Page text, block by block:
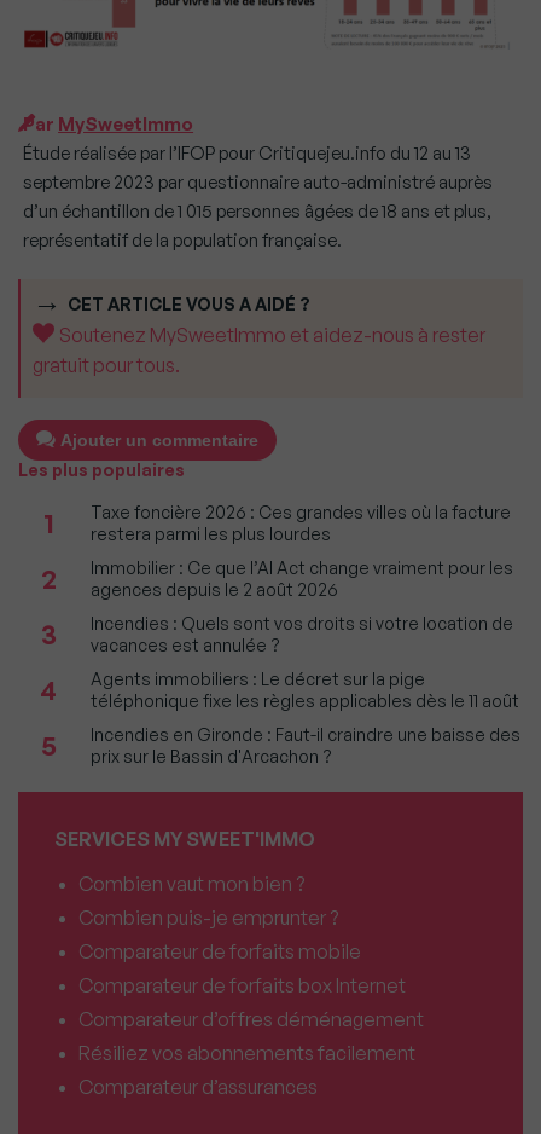
Par MySweetImmo
Étude réalisée par l’IFOP pour Critiquejeu.info du 12 au 13
septembre 2023 par questionnaire auto-administré auprès
d’un échantillon de 1 015 personnes âgées de 18 ans et plus,
représentatif de la population française.
CET ARTICLE VOUS A AIDÉ ?
Soutenez MySweetImmo et aidez-nous à rester
gratuit pour tous.
Ajouter un commentaire
Les plus populaires
1
Taxe foncière 2026 : Ces grandes villes où la facture
restera parmi les plus lourdes
2
Immobilier : Ce que l’AI Act change vraiment pour les
agences depuis le 2 août 2026
3
Incendies : Quels sont vos droits si votre location de
vacances est annulée ?
4
Agents immobiliers : Le décret sur la pige
téléphonique fixe les règles applicables dès le 11 août
5
Incendies en Gironde : Faut-il craindre une baisse des
prix sur le Bassin d'Arcachon ?
SERVICES MY SWEET'IMMO
Combien vaut mon bien ?
Combien puis-je emprunter ?
Comparateur de forfaits mobile
Comparateur de forfaits box Internet
Comparateur d’offres déménagement
Résiliez vos abonnements facilement
Comparateur d’assurances